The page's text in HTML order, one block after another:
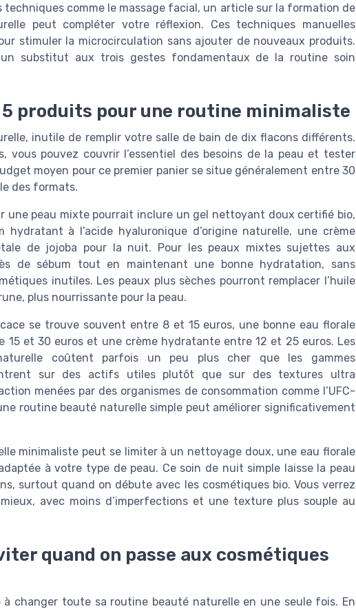
comme le massage facial, un article sur la formation de
peut compléter votre réflexion. Ces techniques manuelles
stimuler la microcirculation sans ajouter de nouveaux produits.
substitut aux trois gestes fondamentaux de la routine soin
5 produits pour une routine minimaliste
inutile de remplir votre salle de bain de dix flacons différents.
vous pouvez couvrir l’essentiel des besoins de la peau et tester
moyen pour ce premier panier se situe généralement entre 30
des formats.
une peau mixte pourrait inclure un gel nettoyant doux certifié bio,
à l’acide hyaluronique d’origine naturelle, une crème
de jojoba pour la nuit. Pour les peaux mixtes sujettes aux
de sébum tout en maintenant une bonne hydratation, sans
inutiles. Les peaux plus sèches pourront remplacer l’huile
plus nourrissante pour la peau.
se trouve souvent entre 8 et 15 euros, une bonne eau florale
15 et 30 euros et une crème hydratante entre 12 et 25 euros. Les
coûtent parfois un peu plus cher que les gammes
sur des actifs utiles plutôt que sur des textures ultra
menées par des organismes de consommation comme l’UFC-
routine beauté naturelle simple peut améliorer significativement
minimaliste peut se limiter à un nettoyage doux, une eau florale
à votre type de peau. Ce soin de nuit simple laisse la peau
surtout quand on débute avec les cosmétiques bio. Vous verrez
avec moins d’imperfections et une texture plus souple au
quand on passe aux cosmétiques
changer toute sa routine beauté naturelle en une seule fois. En